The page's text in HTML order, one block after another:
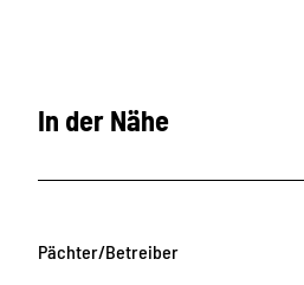
In der Nähe
Pächter/Betreiber